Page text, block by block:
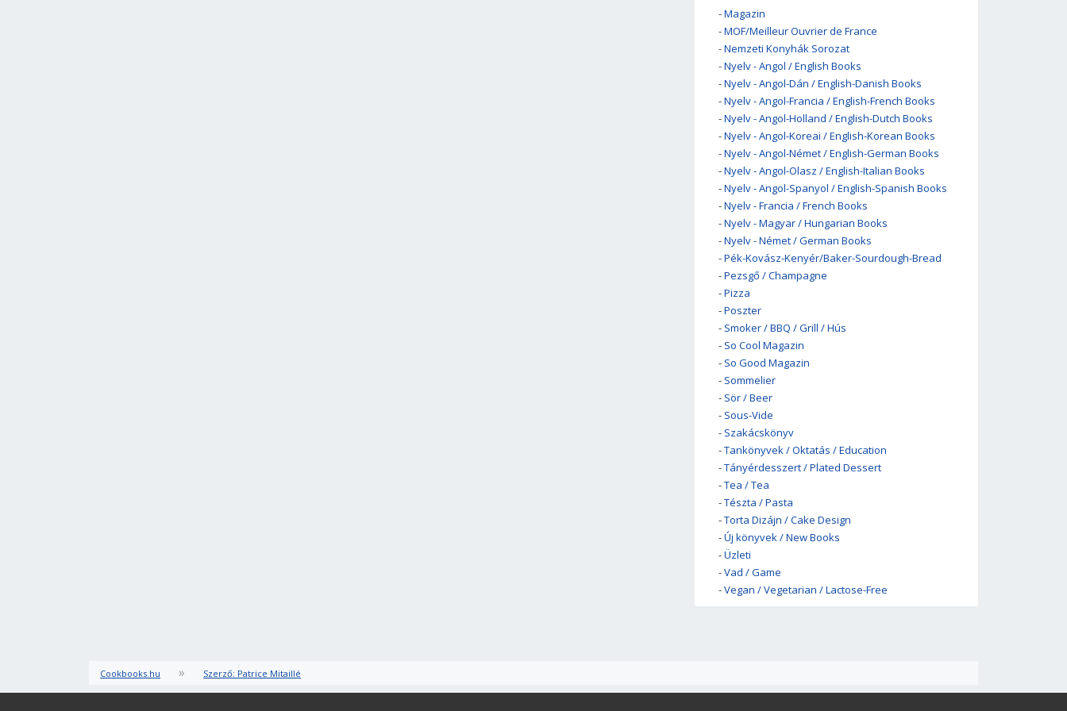
-Magazin
-MOF/Meilleur Ouvrier de France
-Nemzeti Konyhák Sorozat
-Nyelv - Angol / English Books
-Nyelv - Angol-Dán / English-Danish Books
-Nyelv - Angol-Francia / English-French Books
-Nyelv - Angol-Holland / English-Dutch Books
-Nyelv - Angol-Koreai / English-Korean Books
-Nyelv - Angol-Német / English-German Books
-Nyelv - Angol-Olasz / English-Italian Books
-Nyelv - Angol-Spanyol / English-Spanish Books
-Nyelv - Francia / French Books
-Nyelv - Magyar / Hungarian Books
-Nyelv - Német / German Books
-Pék-Kovász-Kenyér/Baker-Sourdough-Bread
-Pezsgő / Champagne
-Pizza
-Poszter
- Smoker / BBQ / Grill / Hús
- So Cool Magazin
- So Good Magazin
- Sommelier
- Sör / Beer
- Sous-Vide
- Szakácskönyv
-Tankönyvek / Oktatás / Education
-Tányérdesszert / Plated Dessert
-Tea / Tea
-Tészta / Pasta
-Torta Dizájn / Cake Design
-Új könyvek / New Books
-Üzleti
-Vad / Game
-Vegan / Vegetarian / Lactose-Free
Cookbooks.hu » Szerző: Patrice Mitaillé